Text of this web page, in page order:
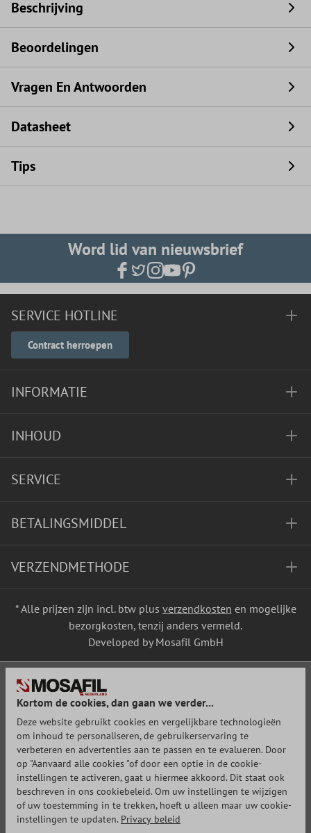
Beschrijving
Beoordelingen
Vragen En Antwoorden
Datasheet
Tips
Word lid van nieuwsbrief
SERVICE HOTLINE
Contract herroepen
INFORMATIE
INHOUD
SERVICE
BETALINGSMIDDEL
VERZENDMETHODE
* Alle prijzen zijn incl. btw plus verzendkosten en mogelijke
bezorgkosten, tenzij anders vermeld.
Developed by Mosafil GmbH
Kortom de cookies, dan gaan we verder...
Deze website gebruikt cookies en vergelijkbare technologieën
om inhoud te personaliseren, de gebruikerservaring te
verbeteren en advertenties aan te passen en te evalueren. Door
op "Aanvaard alle cookies "of door een optie in de cookie-
instellingen te activeren, gaat u hiermee akkoord. Dit staat ook
beschreven in ons cookiebeleid. Om uw instellingen te wijzigen
of uw toestemming in te trekken, hoeft u alleen maar uw cookie-
instellingen te updaten. Privacy beleid